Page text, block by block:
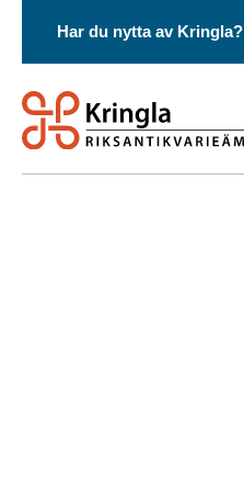
Har du nytta av Kringla?